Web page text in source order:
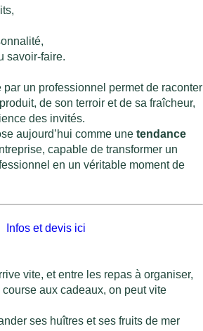
savoir-faire.
par un professionnel permet de raconter
de son terroir et de sa fraîcheur,
des invités.
aujourd’hui comme une tendance
capable de transformer un
en un véritable moment de
Infos et devis ici
vite, et entre les repas à organiser,
course aux cadeaux, on peut vite
ses huîtres et ses fruits de mer